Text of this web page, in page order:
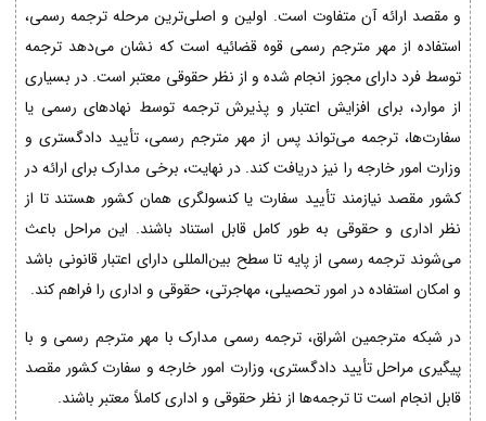
و مقصد ارائه آن متفاوت است. اولین و اصلی‌ترین مرحله ترجمه رسمی،
استفاده از مهر مترجم رسمی قوه قضائیه است که نشان می‌دهد ترجمه
توسط فرد دارای مجوز انجام شده و از نظر حقوقی معتبر است. در بسیاری
از موارد، برای افزایش اعتبار و پذیرش ترجمه توسط نهادهای رسمی یا
سفارت‌ها، ترجمه می‌تواند پس از مهر مترجم رسمی، تأیید دادگستری و
وزارت امور خارجه را نیز دریافت کند. در نهایت، برخی مدارک برای ارائه در
کشور مقصد نیازمند تأیید سفارت یا کنسولگری همان کشور هستند تا از
نظر اداری و حقوقی به طور کامل قابل استناد باشند. این مراحل باعث
می‌شوند ترجمه رسمی از پایه تا سطح بین‌المللی دارای اعتبار قانونی باشد
و امکان استفاده در امور تحصیلی، مهاجرتی، حقوقی و اداری را فراهم کند.
در شبکه مترجمین اشراق، ترجمه رسمی مدارک با مهر مترجم رسمی و با
پیگیری مراحل تأیید دادگستری، وزارت امور خارجه و سفارت کشور مقصد
قابل انجام است تا ترجمه‌ها از نظر حقوقی و اداری کاملاً معتبر باشند.